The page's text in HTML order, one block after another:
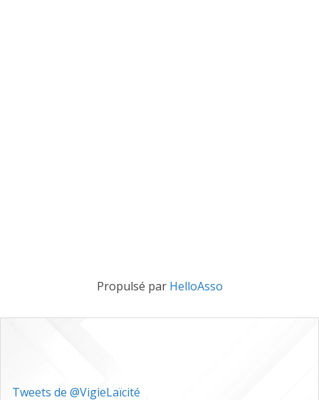
Propulsé par HelloAsso
Tweets de @VigieLaïcité